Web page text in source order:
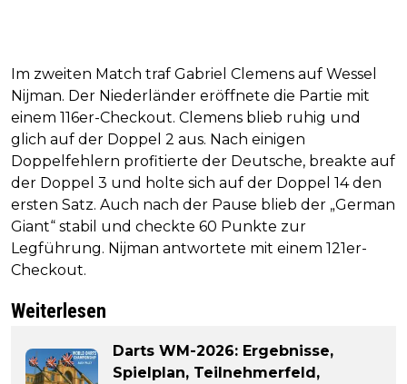
Im zweiten Match traf Gabriel Clemens auf Wessel
Nijman. Der Niederländer eröffnete die Partie mit
einem 116er-Checkout. Clemens blieb ruhig und
glich auf der Doppel 2 aus. Nach einigen
Doppelfehlern profitierte der Deutsche, breakte auf
der Doppel 3 und holte sich auf der Doppel 14 den
ersten Satz. Auch nach der Pause blieb der „German
Giant“ stabil und checkte 60 Punkte zur
Legführung. Nijman antwortete mit einem 121er-
Checkout.
Weiterlesen
Darts WM-2026: Ergebnisse,
Spielplan, Teilnehmerfeld,